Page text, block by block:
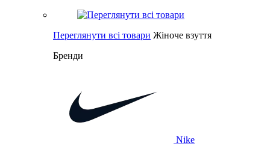
Переглянути всі товари Жіноче взуття
Бренди
Nike